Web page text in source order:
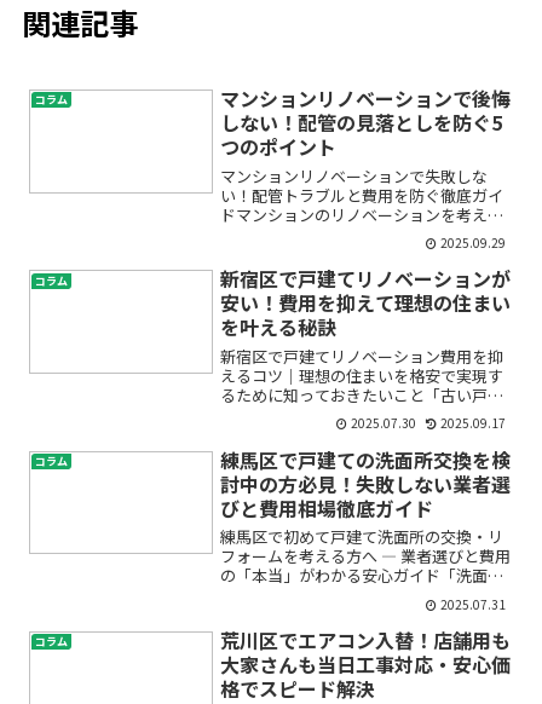
関連記事
コラム
マンションリノベーションで後悔
しない！配管の見落としを防ぐ5
つのポイント
マンションリノベーションで失敗しな
い！配管トラブルと費用を防ぐ徹底ガイ
ドマンションのリノベーションを考えて
いるけれど、配管のことまでちゃんと気
にしたほうがいいのか不安になっていま
せんか？「見えない部分だから後回しに
したい…」「費用がどれくら...
2025.09.29
コラム
新宿区で戸建てリノベーションが
安い！費用を抑えて理想の住まい
を叶える秘訣
新宿区で戸建てリノベーション費用を抑
えるコツ｜理想の住まいを格安で実現す
るために知っておきたいこと「古い戸建
てを新しく生まれ変わらせたい」「新宿
区で低予算でも理想の住まいを手に入れ
たい」と考えていませんか？しかし、リ
ノベーションには多くのお...
2025.07.30 2025.09.17
コラム
練馬区で戸建ての洗面所交換を検
討中の方必見！失敗しない業者選
びと費用相場徹底ガイド
練馬区で初めて戸建て洗面所の交換・リ
フォームを考える方へ ― 業者選びと費用
の「本当」がわかる安心ガイド「洗面所
が古くなって使いにくい」「水漏れやカ
ビが気になる」「戸建ての水回りリフォ
ームって、実際にはいくらかかるの？」
——練馬区にお住まい...
2025.07.31
コラム
荒川区でエアコン入替！店舗用も
大家さんも当日工事対応・安心価
格でスピード解決